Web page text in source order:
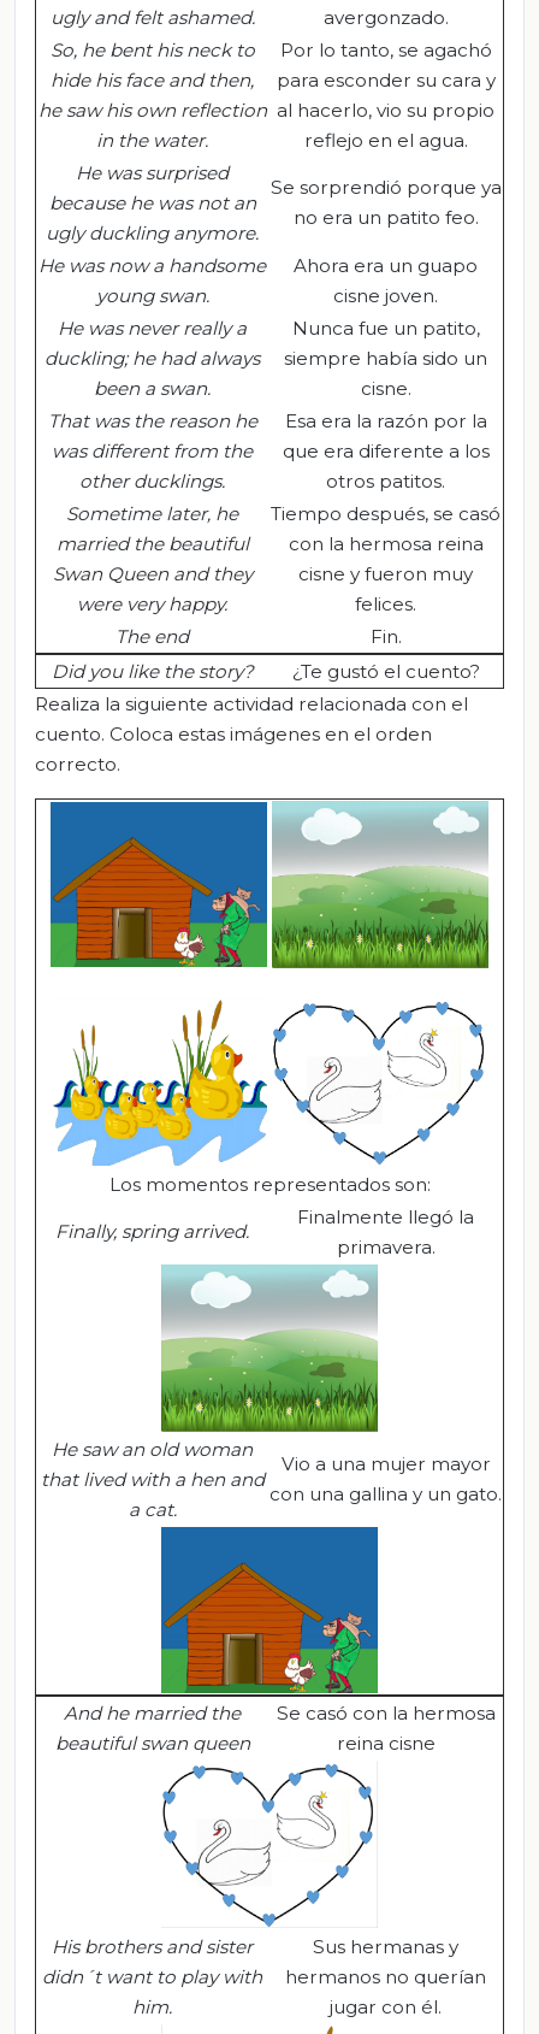
ugly and felt ashamed.
avergonzado.
So, he bent his neck to
hide his face and then,
he saw his own reflection
in the water.
Por lo tanto, se agachó
para esconder su cara y
al hacerlo, vio su propio
reflejo en el agua.
He was surprised
because he was not an
ugly duckling anymore.
Se sorprendió porque ya
no era un patito feo.
He was now a handsome
young swan.
Ahora era un guapo
cisne joven.
He was never really a
duckling; he had always
been a swan.
Nunca fue un patito,
siempre había sido un
cisne.
That was the reason he
was different from the
other ducklings.
Esa era la razón por la
que era diferente a los
otros patitos.
Sometime later, he
married the beautiful
Swan Queen and they
were very happy.
Tiempo después, se casó
con la hermosa reina
cisne y fueron muy
felices.
The end
Fin.
Did you like the story?
¿Te gustó el cuento?
Realiza la siguiente actividad relacionada con el
cuento. Coloca estas imágenes en el orden
correcto.
Los momentos representados son:
Finally, spring arrived.
Finalmente llegó la
primavera.
He saw an old woman
that lived with a hen and
a cat.
Vio a una mujer mayor
con una gallina y un gato.
And he married the
beautiful swan queen
Se casó con la hermosa
reina cisne
His brothers and sister
didn´t want to play with
him.
Sus hermanas y
hermanos no querían
jugar con él.